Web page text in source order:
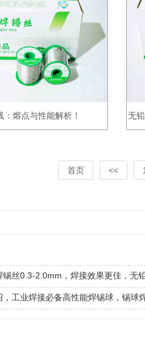
：熔点与性能解析！ 无
首页 << 1
锡丝0.3-2.0mm，焊接效果更佳，无
，工业焊接必备高性能焊锡球，锡球
批发-品质保证现货速发，安徽安叶锡